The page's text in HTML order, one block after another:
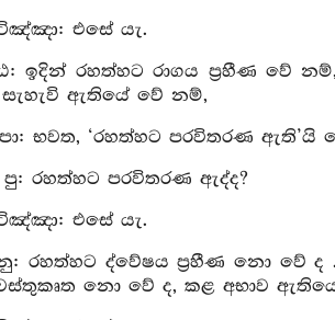
එසේ යැ.
ඉදින් රහත්හට රාගය ප්‍රහීණ වේ
ඇතියේ වේ නම්,
භවත, ‘රහත්හට පරවිතරණ ඇති’යි
පු: රහත්හට පරවිතරණ ඇද්ද?
එසේ යැ.
රහත්හට ද්වේෂය ප්‍රහීණ නො වේ
නො වේ ද, කළ අභාව